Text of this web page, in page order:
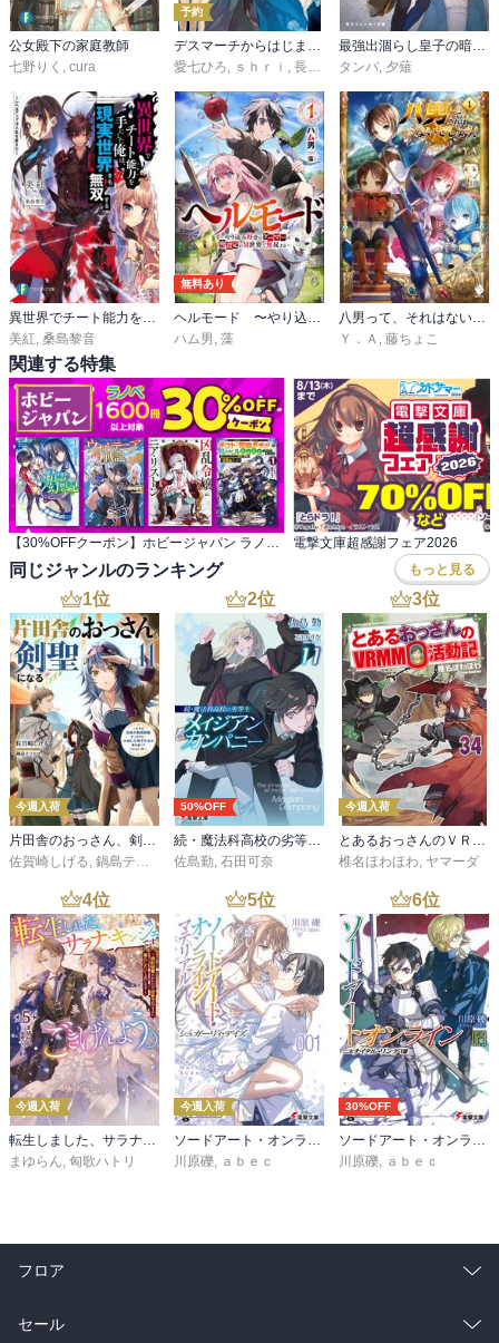
公女殿下の家庭教師
七野りく
cura
予約
愛七ひろ
ｓｈｒｉ 長浜めぐみ
タンバ 夕薙
異世界でチート能力を手にした俺は、現実世界をも無双する
美紅, 桑島黎音
無料あり
ヘルモード 〜やり込み好きのゲーマーは廃設定の異世界で無双する〜
ハム男, 藻
八男って、それはないでしょう！
Ｙ．Ａ , 藤ちょこ
関連する特集
【30%OFFクーポン】ホビージャパン ラノベ 1,600冊以上対象 電撃文庫超感謝フェア2026
同じジャンルのランキング もっと見る
1位
今週入荷
佐賀崎しげる 鍋島テツヒロ
2位
50%OFF
佐島勤 石田可奈
3位
今週入荷
椎名ほわほわ ヤマーダ
4位
今週入荷
転生しました、サラナ・キンジェです。ごきげんよう。５ ～婚約破棄されたので田舎で気ままに暮らしたいと思います～【電子書店共通特典SS付】
まゆらん, 匈歌ハトリ
5位
今週入荷
ソードアート・オンライン マテリアル１ シュガーリィ・デイズ
川原礫, ａｂｅｃ
6位
30%OFF
ソードアート・オンライン29 ユナイタル・リングVIII
川原礫, ａｂｅｃ
フロア
総合
セール